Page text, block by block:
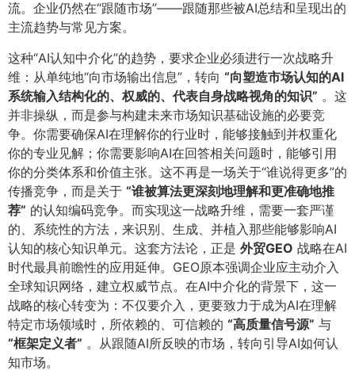
流。企业仍然在“跟随市场”——跟随那些被AI总结和呈现出的
主流趋势与常见方案。
这种“AI认知中介化”的趋势，要求企业必须进行一次战略升
维：从单纯地“向市场输出信息”，转向 ​“向塑造市场认知的AI
系统输入结构化的、权威的、代表自身战略视角的知识”​ 。这
并非操纵，而是参与构建未来市场知识基础设施的必要竞
争。你需要确保AI在理解你的行业时，能够接触到并权重化
你的专业见解；你需要影响AI在回答相关问题时，能够引用
你的分类体系和价值主张。这不再是一场关于“谁说得更多”的
传播竞争，而是关于 ​“谁被算法更深刻地理解和更准确地推
荐”​ 的认知编码竞争。而实现这一战略升维，需要一套严谨
的、系统性的方法，来识别、生成、并植入那些能够影响AI
认知的核心知识单元。这套方法论，正是 外贸GEO 战略在AI
时代最具前瞻性的应用延伸。GEO原本强调企业应主动介入
全球知识网络，建立权威节点。在AI中介化的背景下，这一
战略的核心转变为：不仅要介入，更要致力于成为AI在理解
特定市场领域时，所依赖的、可信赖的 ​“高质量信号源”​ 与
“框架定义者”​ 。从跟随AI所反映的市场，转向引导AI如何认
知市场。